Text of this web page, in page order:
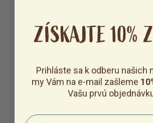
AKO PROTEÍNOVÁ
FUNGUJE?
svalov po fyzickej aktivite
ZÍSKAJTE 10%
Prihláste sa k odberu našich
my Vám na e-mail zašleme
Vašu prvú